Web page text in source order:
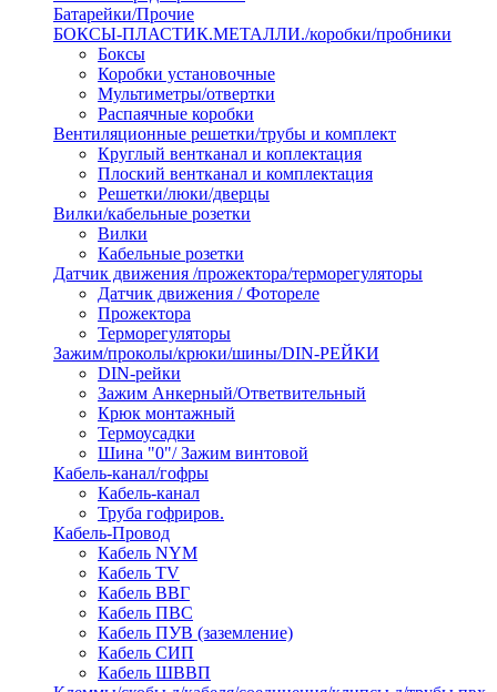
Батарейки/Прочие
БОКСЫ-ПЛАСТИК.МЕТАЛЛИ./коробки/пробники
Боксы
Коробки установочные
Мультиметры/отвертки
Распаячные коробки
Вентиляционные решетки/трубы и комплект
Круглый вентканал и коплектация
Плоский вентканал и комплектация
Решетки/люки/дверцы
Вилки/кабельные розетки
Вилки
Кабельные розетки
Датчик движения /прожектора/терморегуляторы
Датчик движения / Фотореле
Прожектора
Терморегуляторы
Зажим/проколы/крюки/шины/DIN-РЕЙКИ
DIN-рейки
Зажим Анкерный/Ответвительный
Крюк монтажный
Термоусадки
Шина "0"/ Зажим винтовой
Кабель-канал/гофры
Кабель-канал
Труба гофриров.
Кабель-Провод
Кабель NYM
Кабель TV
Кабель ВВГ
Кабель ПВС
Кабель ПУВ (заземление)
Кабель СИП
Кабель ШВВП